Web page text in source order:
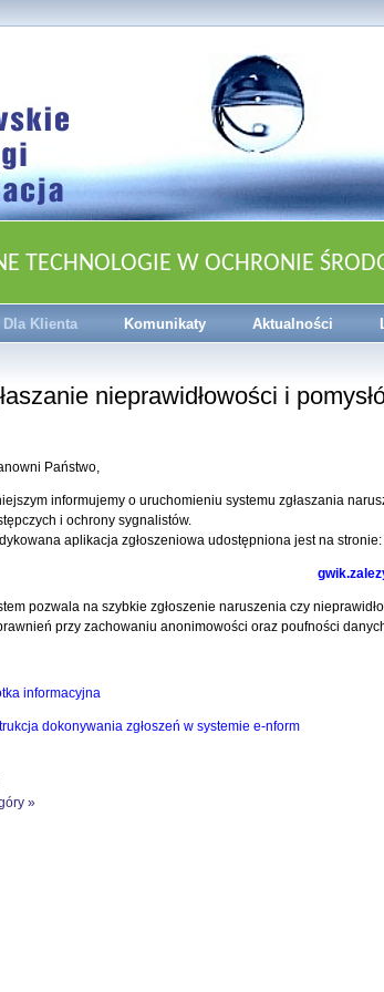
TECHNOLOGIE W OCHRONIE
Dla Klienta Komunikaty Aktualności
nieprawidłowości i
Państwo,
informujemy o uruchomieniu systemu zgłaszania
i ochrony sygnalistów.
aplikacja zgłoszeniowa udostępniona jest na stronie:
pozwala na szybkie zgłoszenie naruszenia czy
przy zachowaniu anonimowości oraz poufności
informacyjna
dokonywania zgłoszeń w systemie e-nform
»